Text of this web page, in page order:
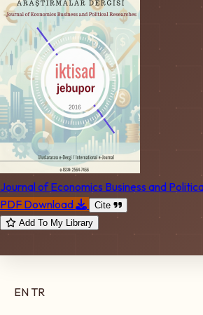
Journal of Economics Business and
PDF Download
Cite
Add To My Library
EN TR